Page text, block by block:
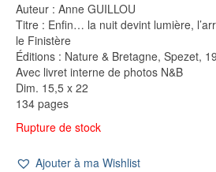
Auteur : Anne GUILLOU
Titre : Enfin… la nuit devint lumière,
le Finistère
Éditions : Nature & Bretagne, Spezet,
Avec livret interne de photos N&B
Dim. 15,5 x 22
134 pages
Rupture de stock
Ajouter à ma Wishlist